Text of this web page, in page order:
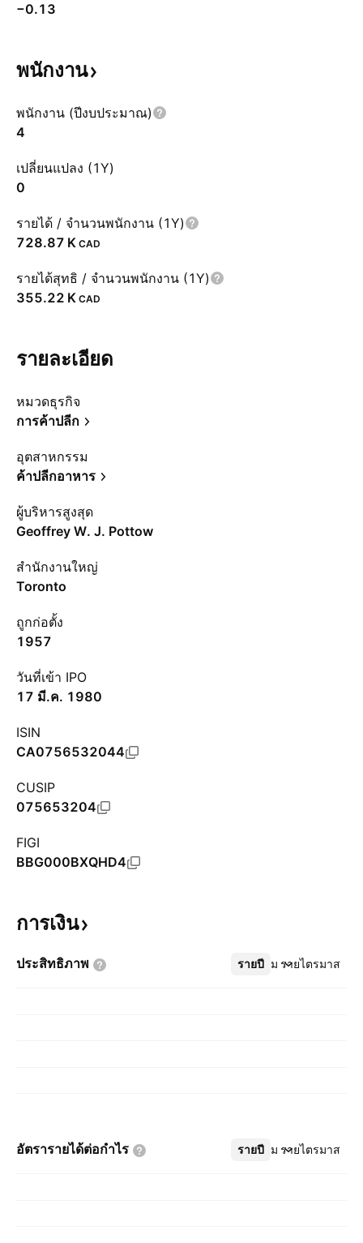
−0.13
พนักงาน
พนักงาน (ปีงบประมาณ)
4
เปลี่ยนแปลง (1Y)
0
รายได้ / จำนวนพนักงาน (1Y)
‪728.87 K‬ CAD
รายได้สุทธิ / จำนวนพนักงาน (1Y)
‪355.22 K‬ CAD
รายละเอียด
หมวดธุรกิจ
การค้าปลีก
อุตสาหกรรม
ค้าปลีกอาหาร
ผู้บริหารสูงสุด
Geoffrey W. J. Pottow
สำนักงานใหญ่
Toronto
ถูกก่อตั้ง
1957
วันที่เข้า IPO
17 มี.ค. 1980
ISIN
CA0756532044
CUSIP
075653204
FIGI
BBG000BXQHD4
การเงิน
ประสิทธิภาพ รายปี รายไตรมาส
เพิ่มเติม
อัตรารายได้ต่อกำไร รายปี รายไตรมาส
เพิ่มเติม